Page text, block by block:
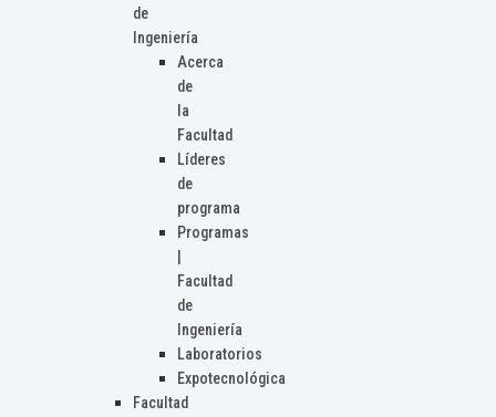
de
Ingeniería
Acerca
de
la
Facultad
Líderes
de
programa
Programas
Facultad
de
Ingeniería
Laboratorios
Expotecnológica
Facultad